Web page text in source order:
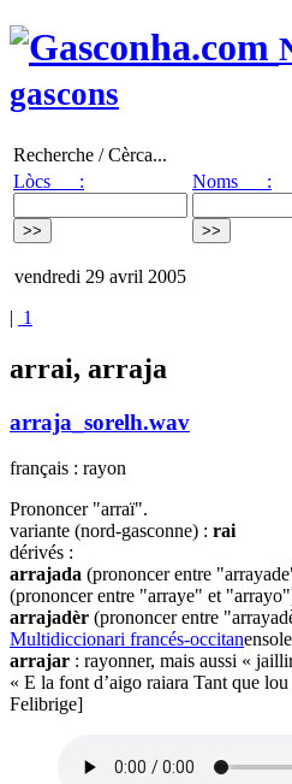
gascons
Recherche / Cèrca...
Lòcs :
Noms :
vendredi 29 avril 2005
| 1
arrai, arraja
arraja_sorelh.wav
français : rayon
Prononcer "arraï".
variante (nord-gasconne) : rai
dérivés :
arrajada (prononcer entre
(prononcer entre "arraye" et
arrajadèr (prononcer entre
Multidiccionari francés-occitan
arrajar : rayonner, mais aussi «
« E la font d’aigo raiara Tant que
Felibrige]